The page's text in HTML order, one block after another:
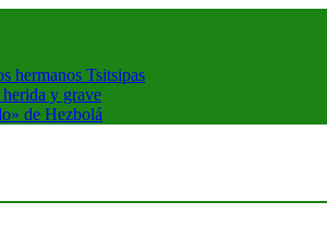
hermanos Tsitsipas
y grave
de Hezbolá